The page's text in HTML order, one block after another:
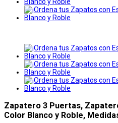
Zapatero 3 Puertas,
Color Blanco y Roble,